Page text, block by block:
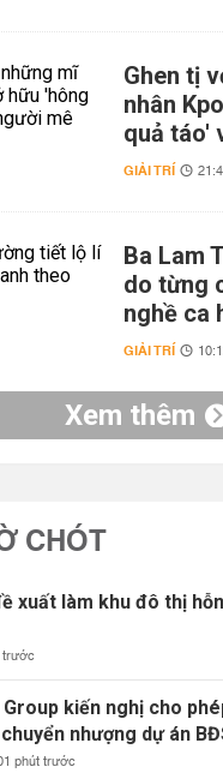
Ghen tị
nhân
quả táo'
GIẢI TRÍ
Ba Lam
do từng
nghề ca
GIẢI TRÍ
Xem thêm
CHÓT
xuất làm khu đô thị
trước
kiến nghị cho
nhượng dự án
phút trước